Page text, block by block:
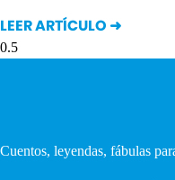
LEER ARTÍCULO ➜
Cuentos, leyendas, fábulas